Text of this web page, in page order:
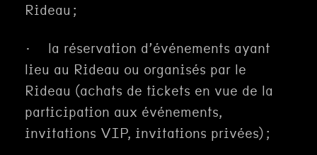
Rideau ;
· la réservation d’événements ayant
lieu au Rideau ou organisés par le
Rideau (achats de tickets en vue de la
participation aux événements,
invitations VIP, invitations privées) ;